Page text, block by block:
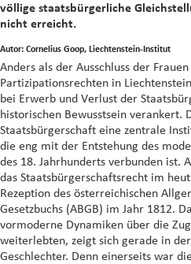
völlige staatsbürgerliche
nicht erreicht.
Autor: Cornelius Goop, Liechtenstein-Institut
Anders als der Ausschluss der
Partizipationsrechten in
bei Erwerb und Verlust der
historischen Bewusstsein verankert.
Staatsbürgerschaft eine zentrale
die eng mit der Entstehung des
des 18. Jahrhunderts verbunden ist.
das Staatsbürgerschaftsrecht im
Rezeption des österreichischen
Gesetzbuchs (ABGB) im Jahr 1812.
vormoderne Dynamiken über die
weiterlebten, zeigt sich gerade in
Geschlechter. Denn einerseits war